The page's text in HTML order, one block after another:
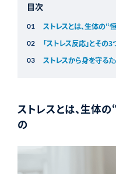
目次
ストレスとは、生体の
「ストレス反応」とその
ストレスから身を守るた
ストレスとは、生体
の